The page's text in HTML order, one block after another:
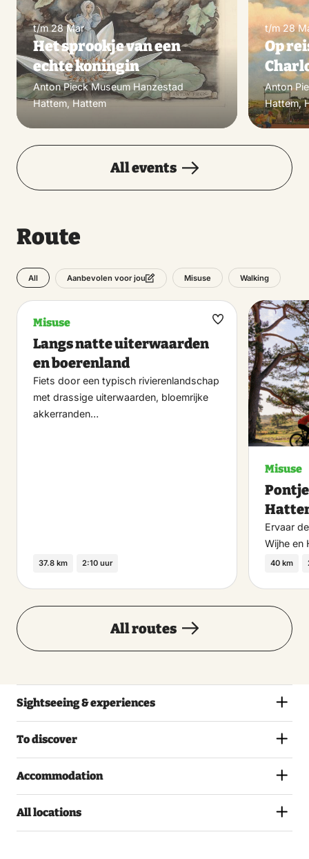
t/m 28 Mar
Het sprookje van een
echte koningin
Anton Pieck Museum Hanzestad
Hattem, Hattem
favorite
t/m 28
Op
Anton
Hattem,
All events
Route
All Aanbevolen voor jou Misuse Walking
Misuse
Langs natte uiterwaarden
en boerenland
Fiets door een typisch rivierenlandschap
met drassige uiterwaarden, bloemrijke
akkerranden…
37.8 km 2:10 uur
Maak
favoriet
Misuse
Ervaar
Wijhe en
40 km
All routes
Sightseeing & experiences
To discover
Accommodation
All locations